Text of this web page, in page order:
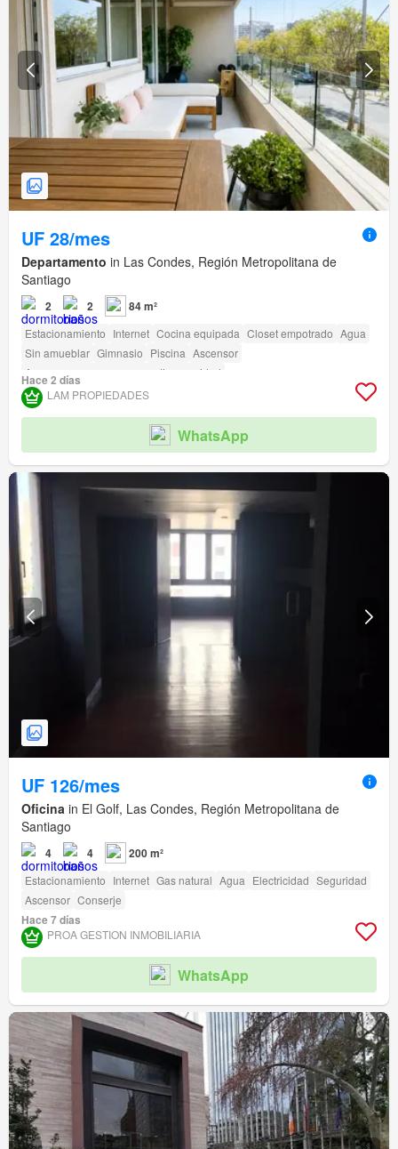
UF 28/mes
Departamento in Las Condes, Región Metropolitana de
Santiago
2 2 84 m²
Estacionamiento Internet Cocina equipada Closet empotrado Agua
Sin amueblar Gimnasio Piscina Ascensor
Acceso para personas con discapacidad
Hace 2 días
LAM PROPIEDADES
WhatsApp
UF 126/mes
Oficina in El Golf, Las Condes, Región Metropolitana de
Santiago
4 4 200 m²
Estacionamiento Internet Gas natural Agua Electricidad Seguridad
Ascensor Conserje
Hace 7 días
PROA GESTION INMOBILIARIA
WhatsApp